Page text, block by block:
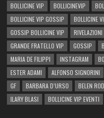
BOLLICINE VIP BOLLICINEVIP
BOLLICINE VIP GOSSIP
BOLLICINE
GOSSIP BOLLICINE VIP
RIVELAZIONI
GRANDE FRATELLO VIP
GOSSIP
MARIA DE FILIPPI
INSTAGRAM
ESTER ADAMI
ALFONSO SIGNORINI
GF
BARBARA D’URSO BELEN
ILARY BLASI
BOLLICINE VIP EVENTI